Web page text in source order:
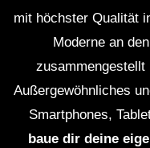
mit höchster Qualität
Moderne an
zusammengestellt
Außergewöhnliches
Smartphones,
baue dir deine